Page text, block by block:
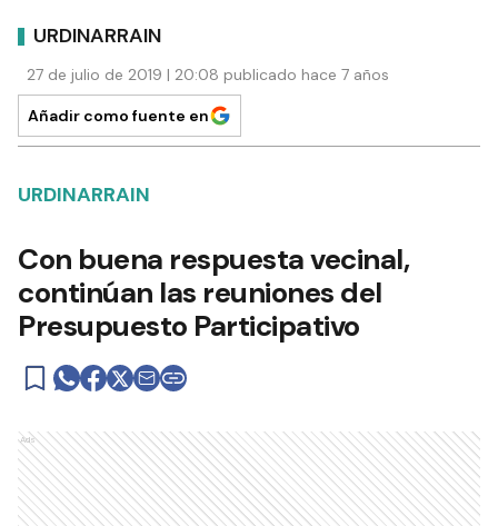
URDINARRAIN
27 de julio de 2019 | 20:08 publicado hace 7 años
Añadir como fuente en
URDINARRAIN
Con buena respuesta vecinal,
continúan las reuniones del
Presupuesto Participativo
Ads